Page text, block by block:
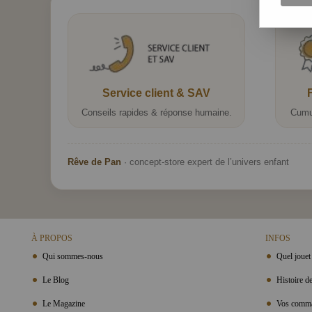
Service client & SAV
Conseils rapides & réponse humaine.
Rêve de Pan · concept-store expert de l’univers enfant
À PROPOS
Qui sommes-nous
Le Blog
Le Magazine
INFOS
Quel jouet
Histoire
Vos